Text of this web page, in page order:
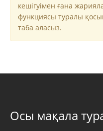
кешігуімен ғана
функциясы туралы
таба аласыз.
Осы мақала